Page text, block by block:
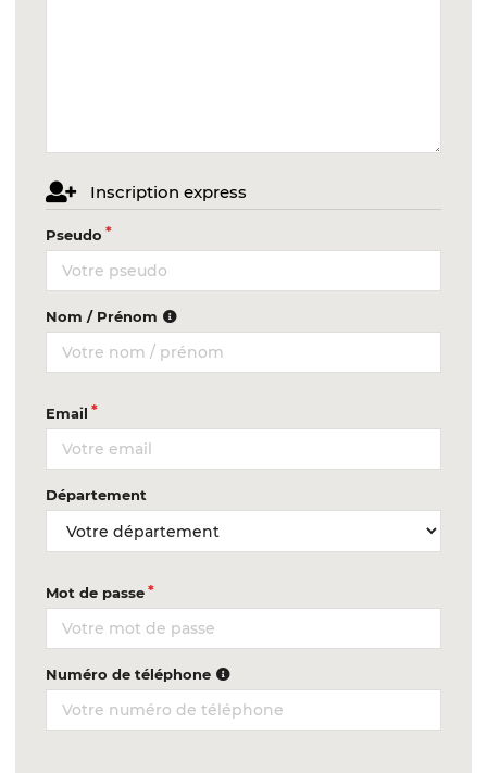
Inscription express
Pseudo
Nom / Prénom
Email
Département
Mot de passe
Numéro de téléphone